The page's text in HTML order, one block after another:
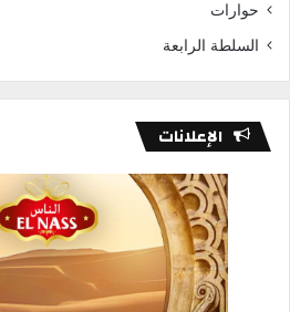
حوارات
السلطة الرابعة
الإعلانات